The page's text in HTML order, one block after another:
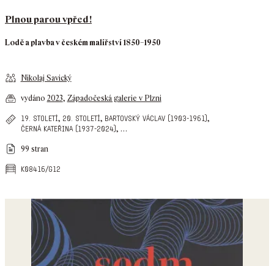
Plnou parou vpřed!
Lodě a plavba v českém malířství 1850–1950
Nikolaj Savický
vydáno 2023, Západočeská galerie v Plzni
19. století, 20. století, bartovský václav (1903-1961) ,
černá kateřina (1937-2024) , …
99 stran
k08416/g12